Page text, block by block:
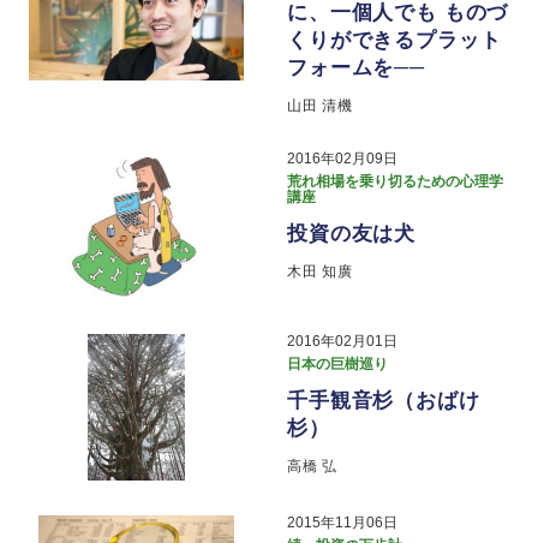
に、一個人でも ものづ
くりができるプラット
フォームを──
山田 清機
2016年02月09日
荒れ相場を乗り切るための心理学
講座
投資の友は犬
木田 知廣
2016年02月01日
日本の巨樹巡り
千手観音杉（おばけ
杉）
高橋 弘
2015年11月06日